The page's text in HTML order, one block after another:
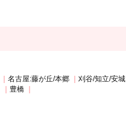
名古屋:藤が丘/本郷
刈谷/知立/安城
豊橋